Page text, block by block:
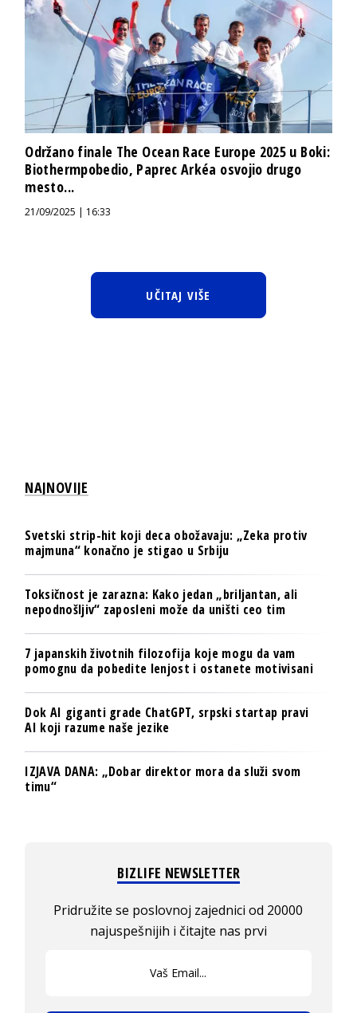
Održano finale The Ocean Race Europe 2025 u Boki:
Biothermpobedio, Paprec Arkéa osvojio drugo
mesto...
21/09/2025 | 16:33
UČITAJ VIŠE
NAJNOVIJE
Svetski strip-hit koji deca obožavaju: „Zeka protiv
majmuna“ konačno je stigao u Srbiju
Toksičnost je zarazna: Kako jedan „briljantan, ali
nepodnošljiv“ zaposleni može da uništi ceo tim
7 japanskih životnih filozofija koje mogu da vam
pomognu da pobedite lenjost i ostanete motivisani
Dok AI giganti grade ChatGPT, srpski startap pravi
AI koji razume naše jezike
IZJAVA DANA: „Dobar direktor mora da služi svom
timu“
BIZLIFE NEWSLETTER
Pridružite se poslovnoj zajednici od 20000
najuspešnijih i čitajte nas prvi